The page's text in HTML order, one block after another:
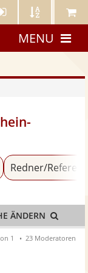
Künstler Meine
MENU
Redner/Referent
ÄNDERN
1 23 Moderatoren